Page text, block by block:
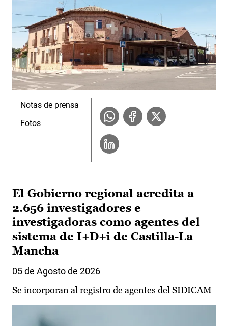
Notas de prensa
Fotos
El Gobierno regional acredita a
2.656 investigadores e
investigadoras como agentes del
sistema de I+D+i de Castilla-La
Mancha
05 de Agosto de 2026
Se incorporan al registro de agentes del SIDICAM